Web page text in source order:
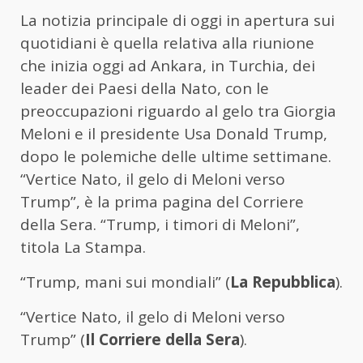
La notizia principale di oggi in apertura sui
quotidiani è quella relativa alla riunione
che inizia oggi ad Ankara, in Turchia, dei
leader dei Paesi della Nato, con le
preoccupazioni riguardo al gelo tra Giorgia
Meloni e il presidente Usa Donald Trump,
dopo le polemiche delle ultime settimane.
“Vertice Nato, il gelo di Meloni verso
Trump”, è la prima pagina del Corriere
della Sera. “Trump, i timori di Meloni”,
titola La Stampa.
“Trump, mani sui mondiali” (La Repubblica).
“Vertice Nato, il gelo di Meloni verso
Trump” (Il Corriere della Sera).